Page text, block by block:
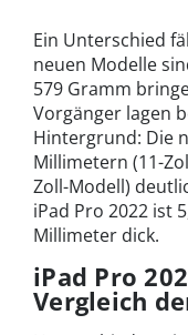
Ein Unterschied
neuen Modelle
579 Gramm
Vorgänger lagen
Hintergrund: Die
Millimetern (11-
Zoll-Modell)
iPad Pro 2022 ist
Millimeter dick.
iPad Pro
Vergleich